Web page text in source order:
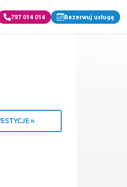
797 014 014 Rezerwuj usługę
»